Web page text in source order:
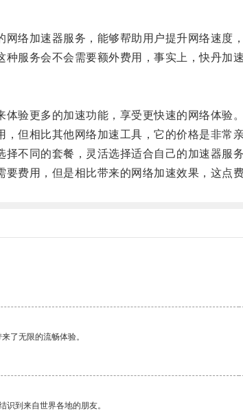
加速器服务，能够帮助用户提升网络速度，
服务会不会需要额外费用，事实上，快丹加速
验更多的加速功能，享受更快速的网络体验。
但相比其他网络加速工具，它的价格是非常亲
不同的套餐，灵活选择适合自己的加速器服务
费用，但是相比带来的网络加速效果，这点费
了无限的流畅体验。
识到来自世界各地的朋友。